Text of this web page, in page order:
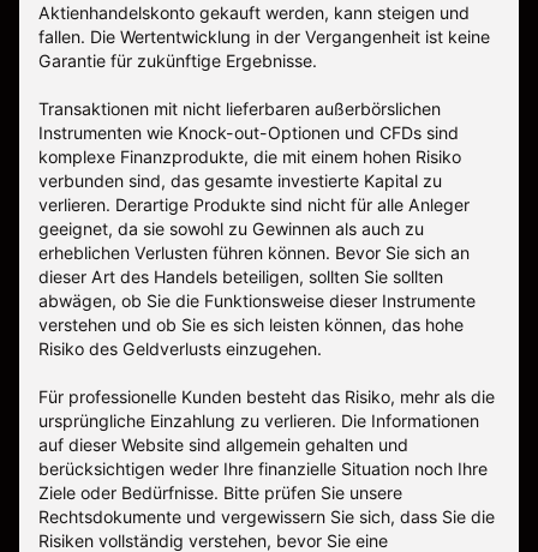
Aktienhandelskonto gekauft werden, kann steigen und
fallen. Die Wertentwicklung in der Vergangenheit ist keine
Garantie für zukünftige Ergebnisse.
Transaktionen mit nicht lieferbaren außerbörslichen
Instrumenten wie Knock-out-Optionen und CFDs sind
komplexe Finanzprodukte, die mit einem hohen Risiko
verbunden sind, das gesamte investierte Kapital zu
verlieren. Derartige Produkte sind nicht für alle Anleger
geeignet, da sie sowohl zu Gewinnen als auch zu
erheblichen Verlusten führen können. Bevor Sie sich an
dieser Art des Handels beteiligen, sollten Sie sollten
abwägen, ob Sie die Funktionsweise dieser Instrumente
verstehen und ob Sie es sich leisten können, das hohe
Risiko des Geldverlusts einzugehen.
Für professionelle Kunden besteht das Risiko, mehr als die
ursprüngliche Einzahlung zu verlieren. Die Informationen
auf dieser Website sind allgemein gehalten und
berücksichtigen weder Ihre finanzielle Situation noch Ihre
Ziele oder Bedürfnisse. Bitte prüfen Sie unsere
Rechtsdokumente und vergewissern Sie sich, dass Sie die
Risiken vollständig verstehen, bevor Sie eine